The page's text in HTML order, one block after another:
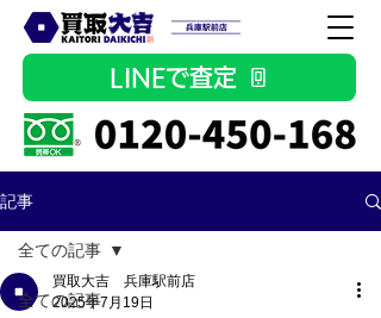
LINEで査定
記事
全ての記事
全ての記事
買取大吉 兵庫駅前店
2025年7月19日